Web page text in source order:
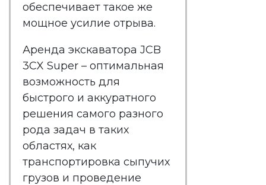
обеспечивает такое же
мощное усилие отрыва.
Аренда экскаватора JCB
3CX Super – оптимальная
возможность для
быстрого и аккуратного
решения самого разного
рода задач в таких
областях, как
транспортировка сыпучих
грузов и проведение